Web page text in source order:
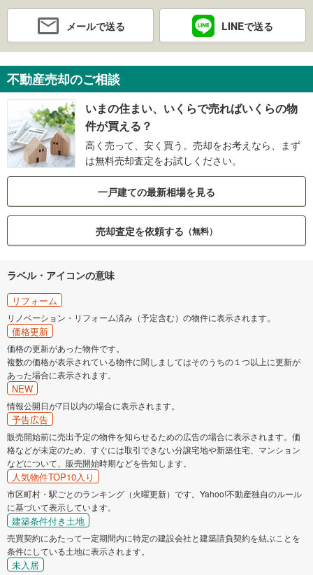
メールで送る LINEで送る
不動産売却のご相談
いまの住まい、いくらで売ればいくらの物
件が買える？
高く売って、安く買う。売却をお考えなら、まず
は無料売却査定をお試しください。
一戸建ての最新相場を見る
売却査定を依頼する （無料）
ラベル・アイコンの意味
リフォーム
リノベーション・リフォーム済み（予定含む）の物件に表示されます。
価格更新
価格の更新があった物件です。
複数の価格が表示されている物件に関しましてはそのうちの１つ以上に更新が
あった場合に表示されます。
NEW
情報公開日が7日以内の場合に表示されます。
予告広告
販売開始前に売出予定の物件を知らせるための広告の場合に表示されます。価
格などが未定のため、すぐには取引できない分譲宅地や新築住宅、マンション
などについて、販売開始時期などを告知します。
人気物件TOP10入り
市区町村・駅ごとのランキング（火曜更新）です。Yahoo!不動産独自のルール
に基づいて表示しています。
建築条件付き土地
売買契約にあたって一定期間内に特定の建設会社と建築請負契約を結ぶことを
条件にしている土地に表示されます。
未入居